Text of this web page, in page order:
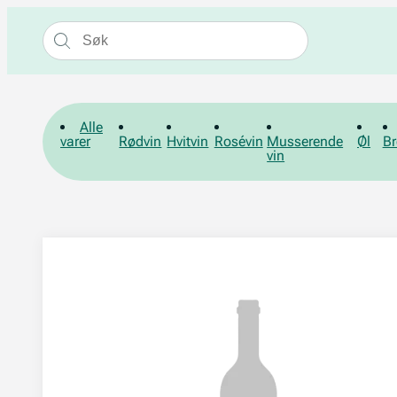
Alle
varer
Rødvin Hvitvin Rosévin Musserende
vin
Øl